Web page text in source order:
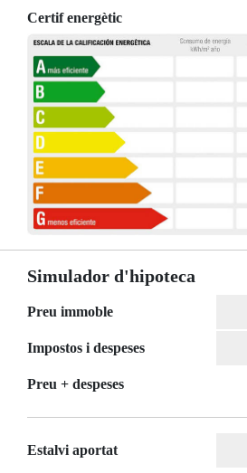
Certif energètic
Simulador d'hipoteca
Preu immoble
Impostos i despeses
Preu + despeses
Estalvi aportat